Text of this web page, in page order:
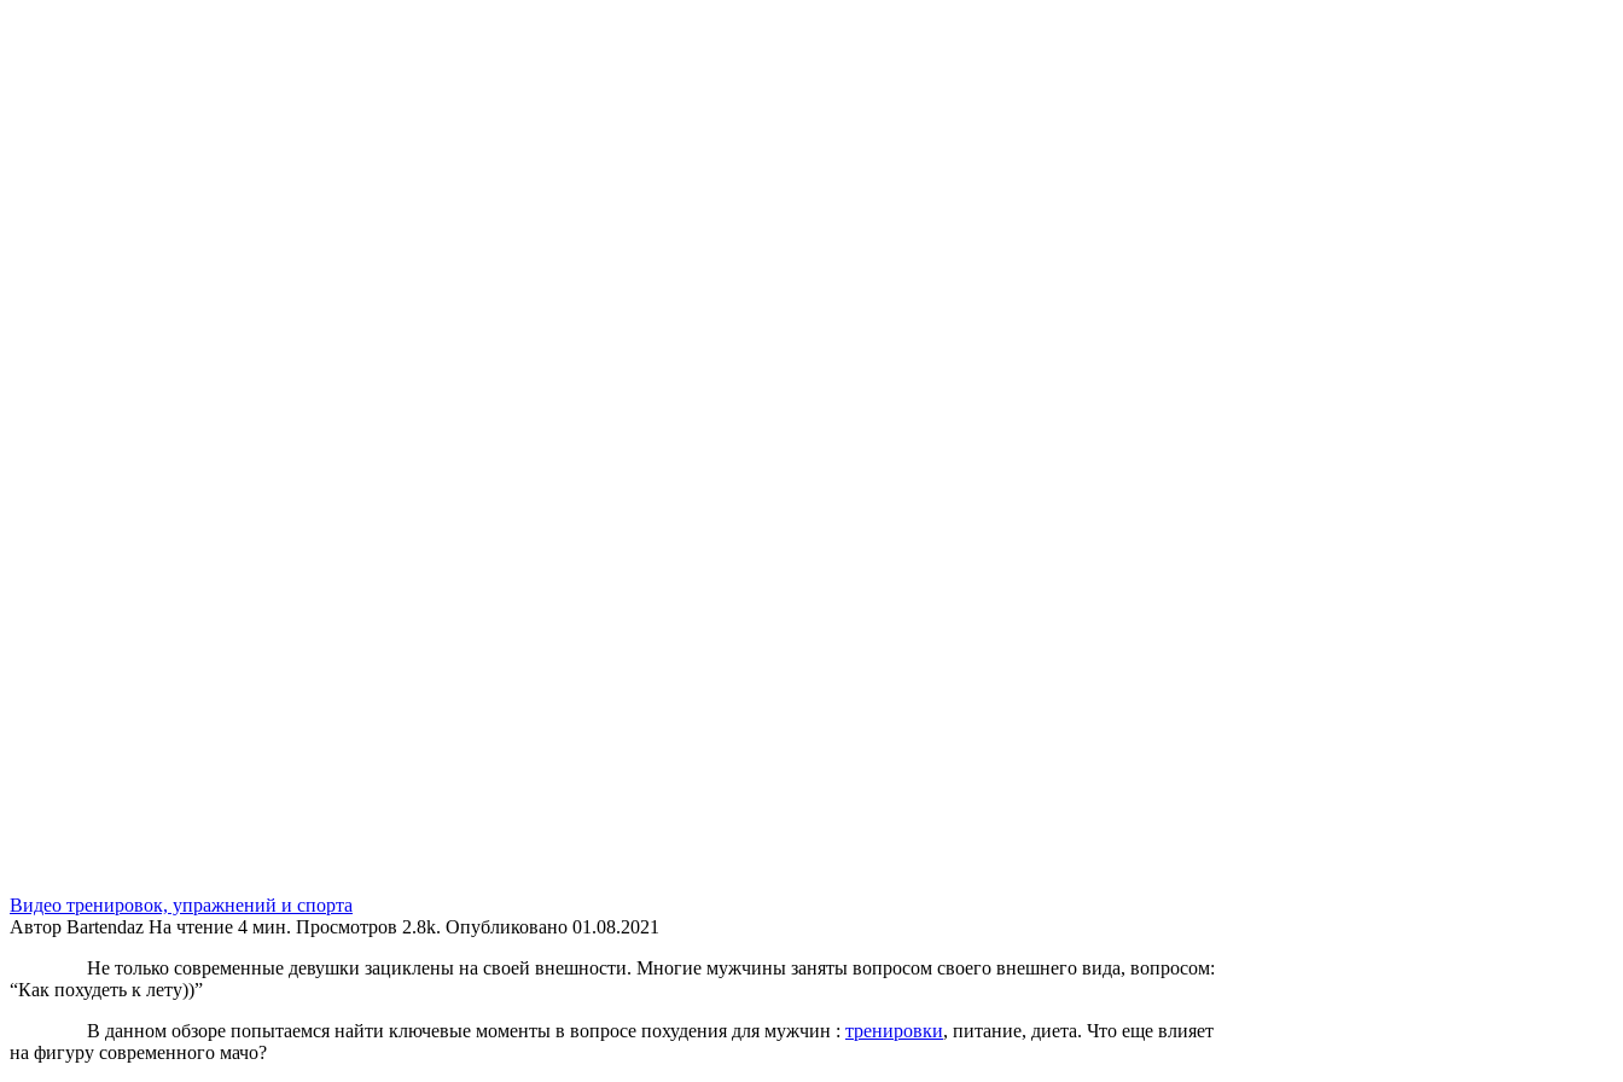
Видео тренировок, упражнений и спорта
Автор Bartendaz На чтение 4 мин. Просмотров 2.8k. Опубликовано 01.08.2021
Не только современные девушки зациклены на своей внешности. Многие мужчины заняты вопросом своего внешнего вида, вопросом:
“Как похудеть к лету))”
В данном обзоре попытаемся найти ключевые моменты в вопросе похудения для мужчин : тренировки, питание, диета. Что еще влияет
на фигуру современного мачо?